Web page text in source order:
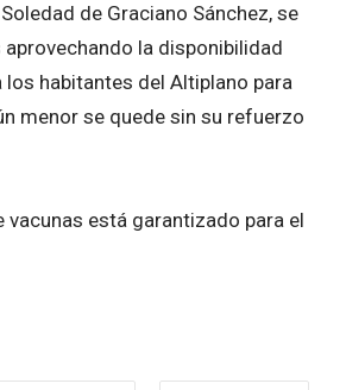
de Graciano Sánchez, se
la disponibilidad
habitantes del Altiplano para
menor se quede sin su refuerzo
está garantizado para el